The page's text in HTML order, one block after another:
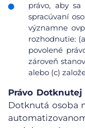
právo, aby
spracúvaní
významne
rozhodnutie:
povolené
zároveň
alebo (c)
Právo
Dotknutá osoba